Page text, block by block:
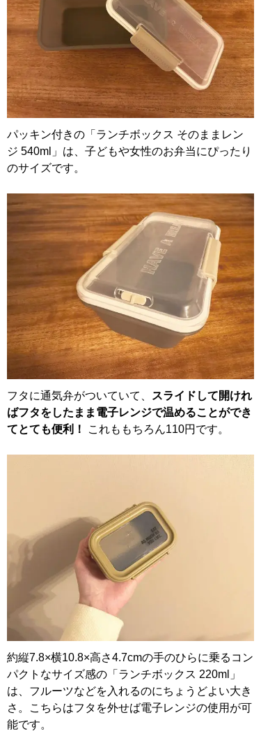
パッキン付きの「ランチボックス そのままレン
ジ 540ml」は、子どもや女性のお弁当にぴったり
のサイズです。
フタに通気弁がついていて、
スライドして開けれ
ばフタをしたまま電子レンジで温めることができ
てとても便利！
これももちろん110円です。
約縦7.8×横10.8×高さ4.7cmの手のひらに乗るコン
パクトなサイズ感の「ランチボックス 220ml」
は、フルーツなどを入れるのにちょうどよい大き
さ。こちらはフタを外せば電子レンジの使用が可
能です。